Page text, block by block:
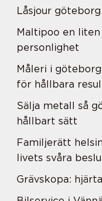
Låsjour
Maltipoo en
personlighet
Måleri i
för hållbara
Sälja metall så
hållbart sätt
Familjerätt
livets svåra
Grävskopa: